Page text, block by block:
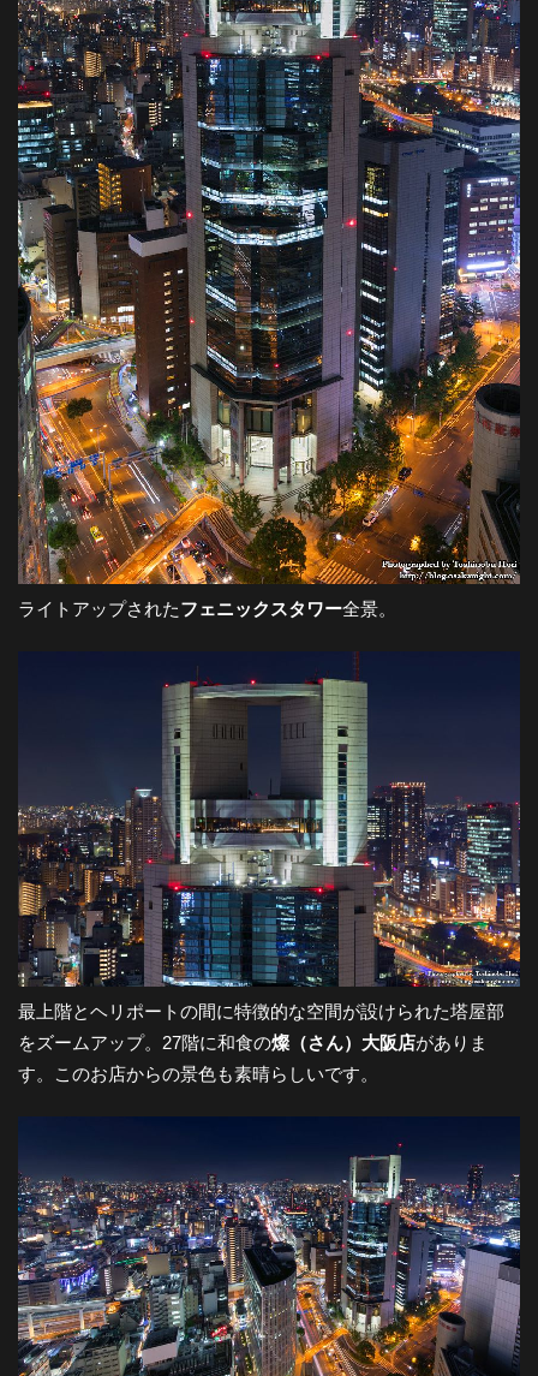
風
景
探
訪-
ライトアップされたフェニックスタワー全景。
最上階とヘリポートの間に特徴的な空間が設けられた塔屋部
をズームアップ。27階に和食の燦（さん）大阪店がありま
す。このお店からの景色も素晴らしいです。